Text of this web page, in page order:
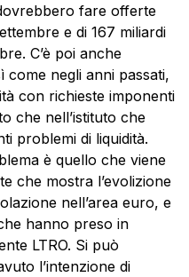
fare offerte
e di 167 miliardi
C’è poi anche
come negli anni passati,
con richieste imponenti
che nell’istituto che
problemi di liquidità.
è quello che viene
che mostra l’evolizione
nell’area euro, e
hanno preso in
LTRO. Si può
l’intenzione di